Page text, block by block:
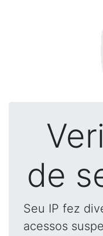
de
Seu IP fez
acessos